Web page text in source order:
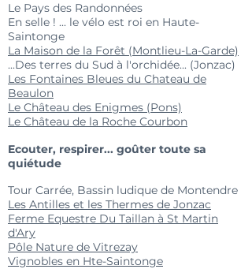
Le Pays des Randonnées
En selle ! ... le vélo est roi en Haute-
Saintonge
La Maison de la Forêt (Montlieu-La-Garde)
...Des terres du Sud à l'orchidée... (Jonzac)
Les Fontaines Bleues du Chateau de
Beaulon
Le Château des Enigmes (Pons)
Le Château de la Roche Courbon
Ecouter, respirer... goûter toute sa
quiétude
Tour Carrée, Bassin ludique de Montendre
Les Antilles et les Thermes de Jonzac
Ferme Equestre Du Taillan à St Martin
d'Ary
Pôle Nature de Vitrezay
Vignobles en Hte-Saintonge